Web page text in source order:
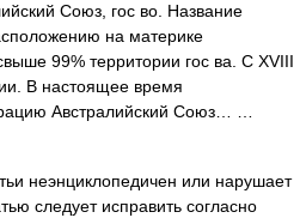
Союз, гос во. Название
на материке
99% территории гос ва. С XVIII
В настоящее время
Австралийский Союз… …
неэнциклопедичен или нарушает
следует исправить согласно